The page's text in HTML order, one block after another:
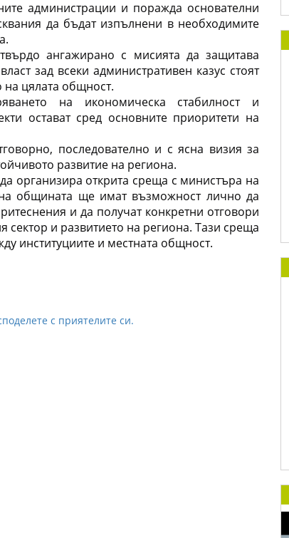
администрации и поражда основателни
да бъдат изпълнени в необходимите
ангажирано с мисията да защитава
зад всеки административен казус стоят
цялата общност.
на икономическа стабилност и
остават сред основните приоритети на
последователно и с ясна визия за
развитие на региона.
организира открита среща с министъра на
общината ще имат възможност лично да
и да получат конкретни отговори
и развитието на региона. Тази среща
институциите и местната общност.
с приятелите си.